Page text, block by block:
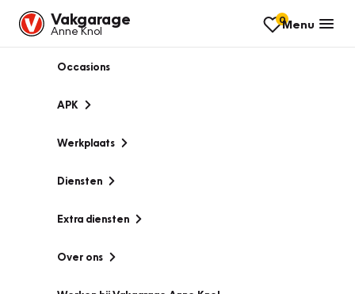
Vakgarage
Anne Knol
0Menu
Occasions
APK
Werkplaats
Diensten
Extra diensten
Over ons